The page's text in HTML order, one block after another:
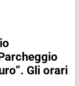
Gli orari